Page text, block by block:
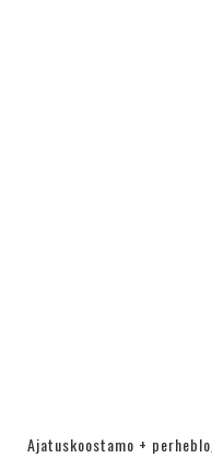
Ajatuskoostamo +